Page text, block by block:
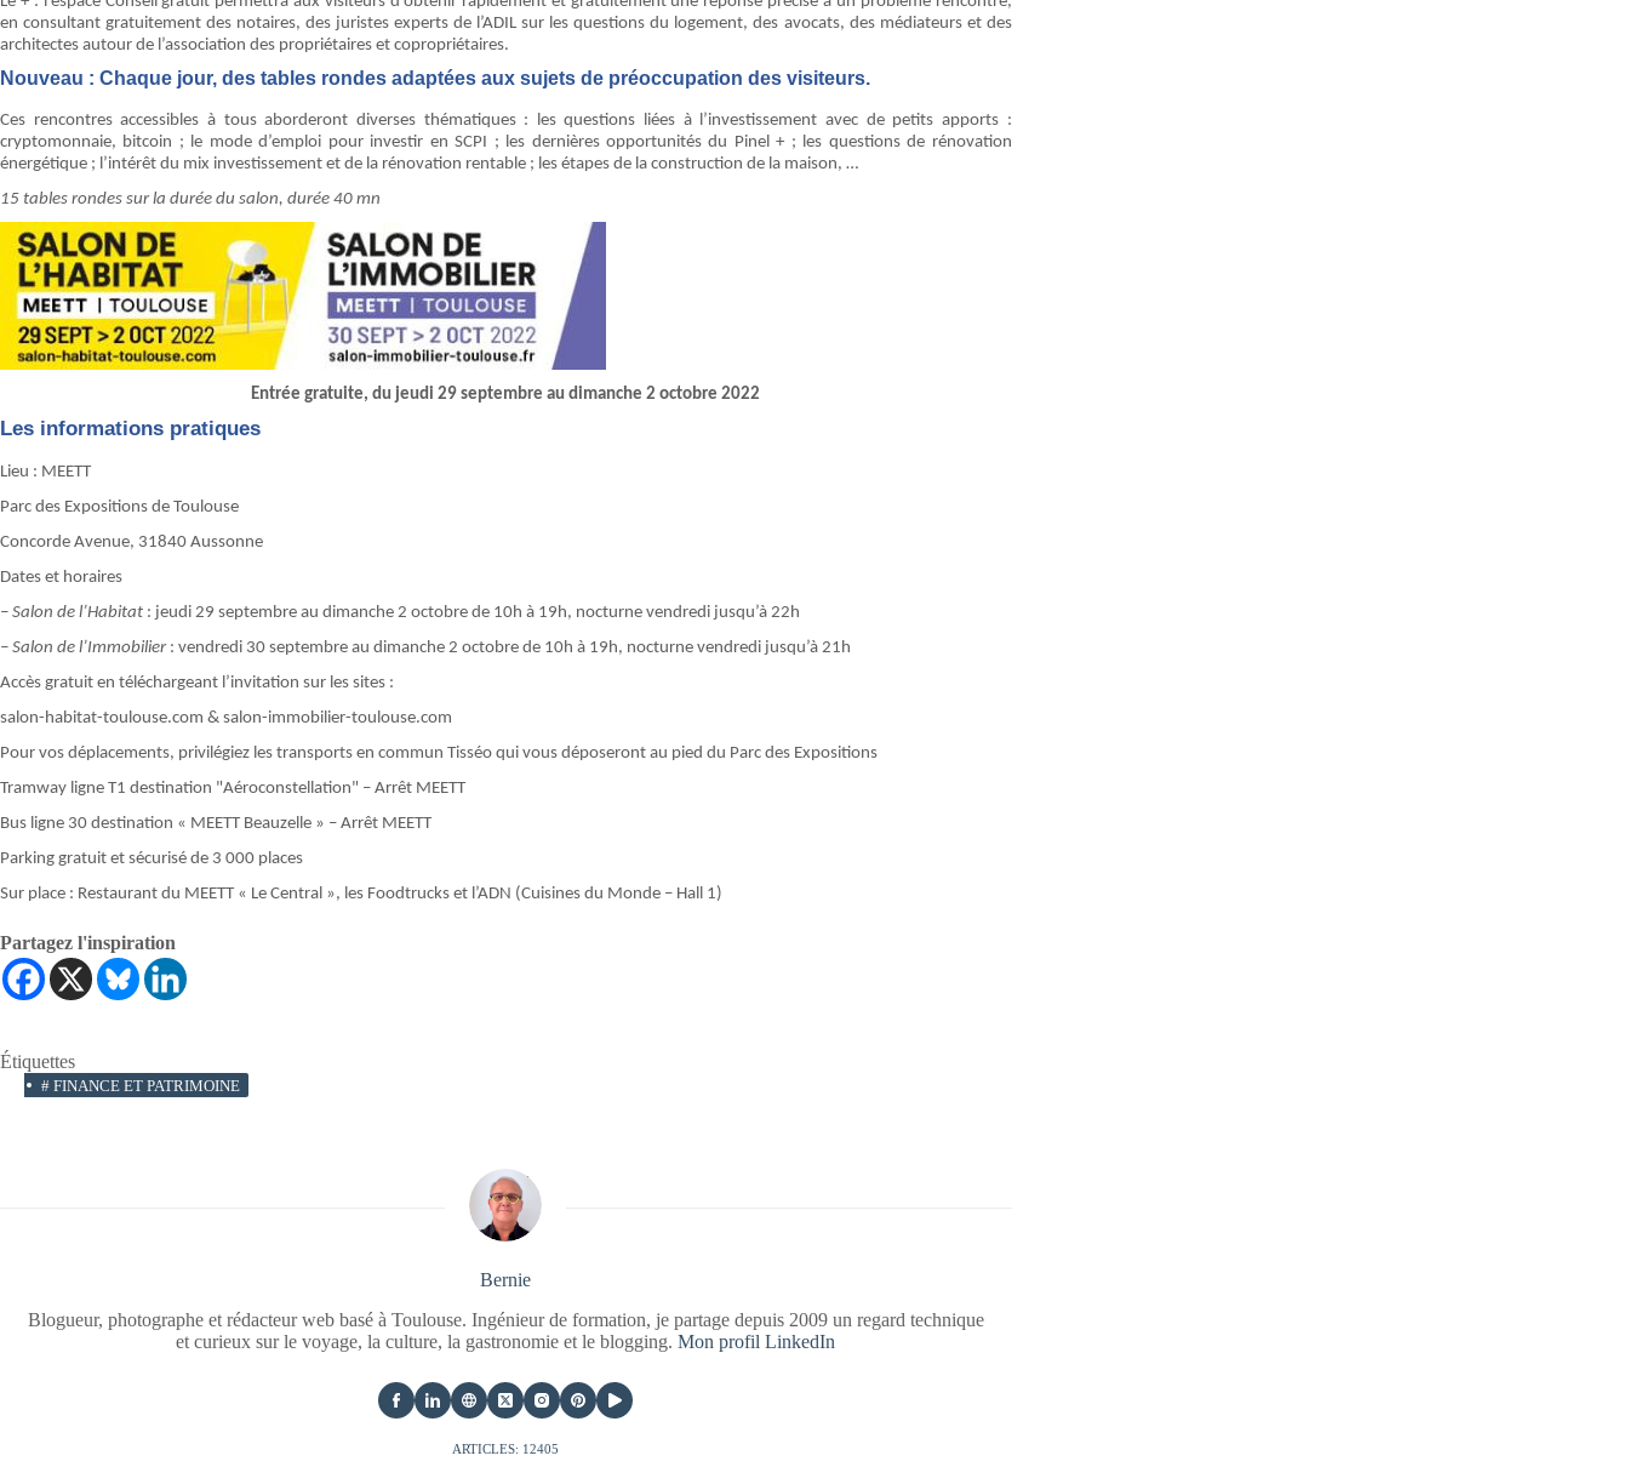
en consultant gratuitement des notaires, des juristes experts de l’ADIL sur les questions du logement, des avocats, des médiateurs et des
architectes autour de l’association des propriétaires et copropriétaires.
Nouveau : Chaque jour, des tables rondes adaptées aux sujets de préoccupation des visiteurs.
Ces rencontres accessibles à tous aborderont diverses thématiques : les questions liées à l’investissement avec de petits apports :
cryptomonnaie, bitcoin ; le mode d’emploi pour investir en SCPI ; les dernières opportunités du Pinel + ; les questions de rénovation
énergétique ; l’intérêt du mix investissement et de la rénovation rentable ; les étapes de la construction de la maison, …
15 tables rondes sur la durée du salon, durée 40 mn
Entrée gratuite, du jeudi 29 septembre au dimanche 2 octobre 2022
Les informations pratiques
Lieu : MEETT
Parc des Expositions de Toulouse
Concorde Avenue, 31840 Aussonne
Dates et horaires
– Salon de l’Habitat : jeudi 29 septembre au dimanche 2 octobre de 10h à 19h, nocturne vendredi jusqu’à 22h
– Salon de l’Immobilier : vendredi 30 septembre au dimanche 2 octobre de 10h à 19h, nocturne vendredi jusqu’à 21h
Accès gratuit en téléchargeant l’invitation sur les sites :
salon-habitat-toulouse.com & salon-immobilier-toulouse.com
Pour vos déplacements, privilégiez les transports en commun Tisséo qui vous déposeront au pied du Parc des Expositions
Tramway ligne T1 destination "Aéroconstellation" – Arrêt MEETT
Bus ligne 30 destination « MEETT Beauzelle » – Arrêt MEETT
Parking gratuit et sécurisé de 3 000 places
Sur place : Restaurant du MEETT « Le Central », les Foodtrucks et l’ADN (Cuisines du Monde – Hall 1)
Partagez l'inspiration
Étiquettes
# FINANCE ET PATRIMOINE
Bernie
Blogueur, photographe et rédacteur web basé à Toulouse. Ingénieur de formation, je partage depuis 2009 un regard technique
et curieux sur le voyage, la culture, la gastronomie et le blogging.Mon profil LinkedIn
ARTICLES: 12405